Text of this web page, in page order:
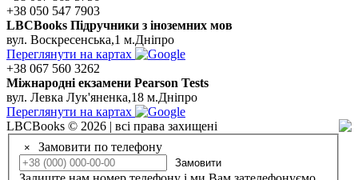
+38 050 547 7903
LBCBooks Підручники з іноземних мов
вул. Воскресенська,1 м.Дніпро
Переглянути на картах
+38 067 560 3262
Мiжнароднi екзамени Pearson Tests
вул. Левка Лук'яненка,18 м.Дніпро
Переглянути на картах
LBCBooks © 2026 | всі права захищені
× Замовити по телефону
Замовити